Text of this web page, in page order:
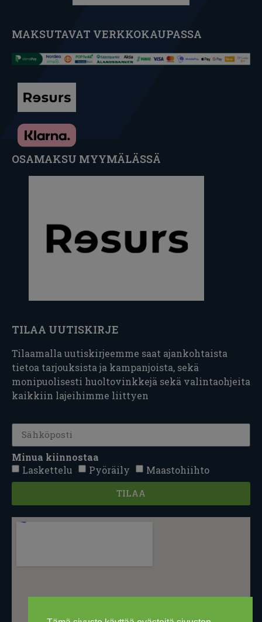
MAKSUTAVAT VERKKOKAUPASSA
OSAMAKSU MYYMÄLÄSSÄ
TILAA UUTISKIRJE
Tilaamalla uutiskirjeemme saat ajankohtaista
tietoa tarjouksista ja kampanjoista, sekä
monipuolisesti huoltovinkkejä sekä valintaohjeita
kaikkiin lajeihimme liittyen
Minua kiinnostaa
Laskettelu
Pyöräily Maastohiihto
TILAA